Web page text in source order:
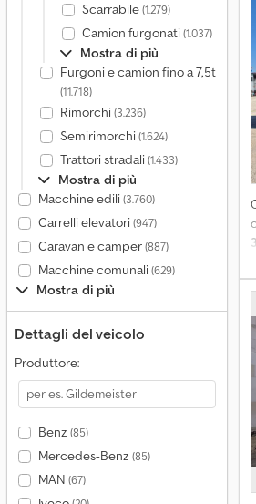
Scarrabile(1.279)
Camion furgonati(1.037)
Mostra di più
Furgoni e camion fino a 7,5t
(11.718)
Rimorchi(3.236)
Semirimorchi(1.624)
Trattori stradali(1.433)
Mostra di più
Macchine edili(3.760)
Carrelli elevatori(947)
Caravan e camper(887)
Macchine comunali(629)
Mostra di più
Dettagli del veicolo
Produttore:
Benz (85)
Mercedes-Benz (85)
MAN (67)